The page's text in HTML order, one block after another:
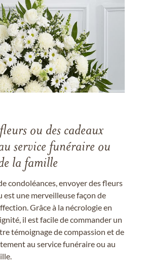
ou des cadeaux
service funéraire ou
la famille
condoléances, envoyer des fleurs
est une merveilleuse façon de
Grâce à la nécrologie en
il est facile de commander un
témoignage de compassion et de
au service funéraire ou au